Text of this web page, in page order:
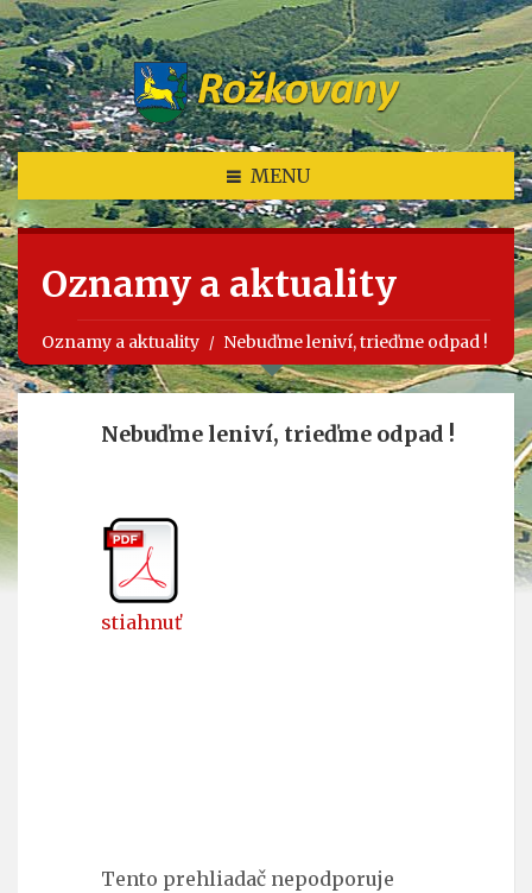
MENU
Oznamy a aktuality
Oznamy a aktuality Nebuďme leniví, trieďme odpad !
Nebuďme leniví, trieďme odpad !
stiahnuť
Tento prehliadač nepodporuje